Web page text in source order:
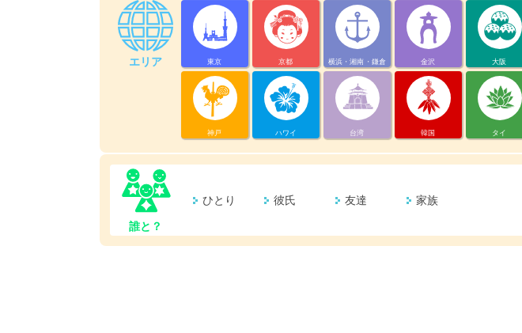
エリア 東京 京都 横浜・湘南・鎌倉 金沢 大阪
神戸 ハワイ 台湾 韓国 タイ
誰と？
ひとり 彼氏 友達 家族